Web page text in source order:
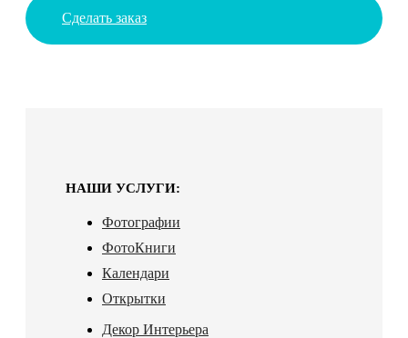
Сделать заказ
НАШИ УСЛУГИ:
Фотографии
ФотоКниги
Календари
Открытки
Декор Интерьера